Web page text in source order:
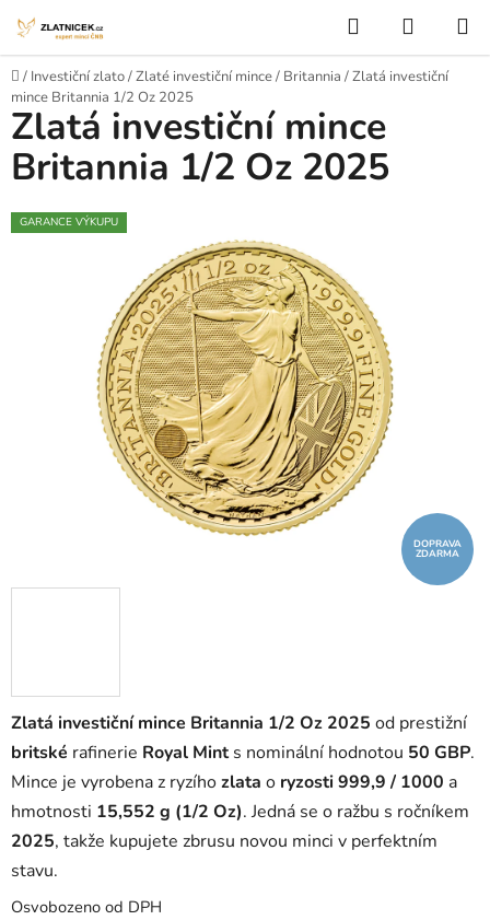
Hledat
Domů
/ Investiční zlato/Zlaté investiční mince/ Britannia /Zlatá investiční
mince Britannia 1/2 Oz 2025
Zlatá investiční mince Britannia 1/2 Oz 2025 od prestižní
britské rafinerie Royal Mints nominální hodnotou 50 GBP.
Mince je vyrobena z ryzíhozlata o ryzosti 999,9 / 1000 a
hmotnosti 15,552 g (1/2 Oz). Jedná se o ražbu s ročníkem
2025, takže kupujete zbrusu novou minci v perfektním
stavu.
Osvobozeno od DPH
Zlatá investiční mince
Britannia 1/2 Oz 2025
GARANCE VÝKUPU
DOPRAVA
ZDARMA